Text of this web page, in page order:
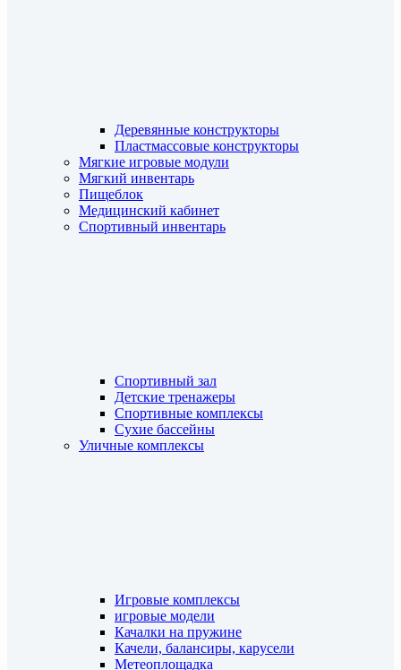
Деревянные конструкторы
Пластмассовые конструкторы
Мягкие игровые модули
Мягкий инвентарь
Пищеблок
Медицинский кабинет
Спортивный инвентарь
Спортивный зал
Детские тренажеры
Спортивные комплексы
Сухие бассейны
Уличные комплексы
Игровые комплексы
игровые модели
Качалки на пружине
Качели, балансиры, карусели
Метеоплощадка